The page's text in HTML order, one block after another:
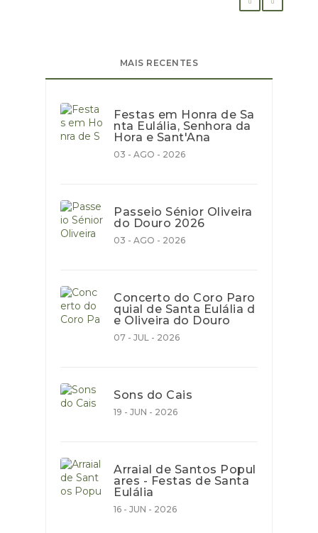
MAIS RECENTES
Festas em Honra de Sa
nta Eulália, Senhora da
Hora e Sant'Ana
03 - AGO - 2026
Passeio Sénior Oliveira
do Douro 2026
03 - AGO - 2026
Concerto do Coro Paro
quial de Santa Eulália d
e Oliveira do Douro
07 - JUL - 2026
Sons do Cais
19 - JUN - 2026
Arraial de Santos Popul
ares - Festas de Santa
Eulália
16 - JUN - 2026